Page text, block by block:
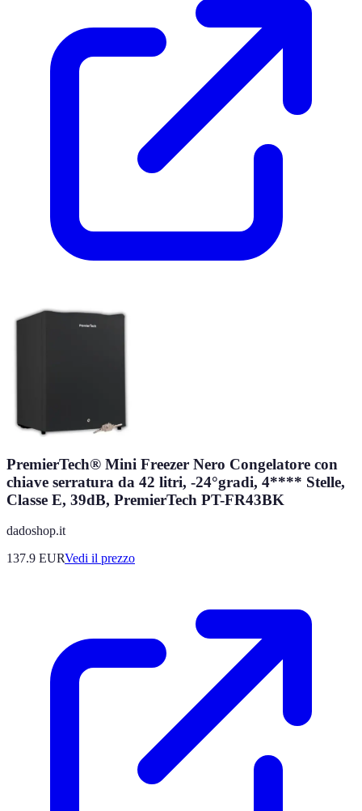
PremierTech® Mini Freezer Nero Congelatore con
chiave serratura da 42 litri, -24°gradi, 4**** Stelle,
Classe E, 39dB, PremierTech PT-FR43BK
dadoshop.it
137.9 EURVedi il prezzo